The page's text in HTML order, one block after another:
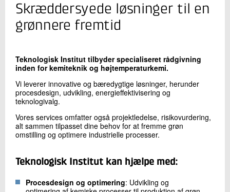
+45 72 20 31 61
Skriv til mig
Skræddersyede løsninger til en
grønnere fremtid
Teknologisk Institut tilbyder specialiseret rådgivning
inden for kemiteknik og højtemperaturkemi.
Vi leverer innovative og bæredygtige løsninger, herunder
procesdesign, udvikling, energieffektivisering og
teknologivalg.
Vores services omfatter også projektledelse, risikovurdering,
alt sammen tilpasset dine behov for at fremme grøn
omstilling og optimere industrielle processer.
Teknologisk Institut kan hjælpe med:
Procesdesign og optimering: Udvikling og